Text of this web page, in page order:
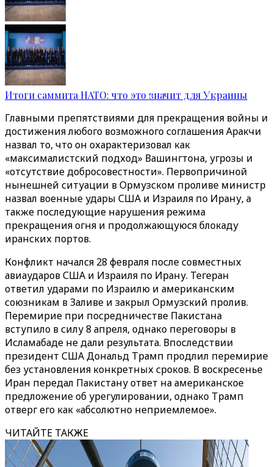
Итоги саммита НАТО: что это значит для Украины
Главными препятствиями для прекращения войны и
достижения любого возможного соглашения Аракчи
назвал то, что он охарактеризовал как
«максималистский подход» Вашингтона, угрозы и
«отсутствие добросовестности». Первопричиной
нынешней ситуации в Ормузском проливе министр
назвал военные удары США и Израиля по Ирану, а
также последующие нарушения режима
прекращения огня и продолжающуюся блокаду
иранских портов.
Конфликт начался 28 февраля после совместных
авиаударов США и Израиля по Ирану. Тегеран
ответил ударами по Израилю и американским
союзникам в Заливе и закрыл Ормузский пролив.
Перемирие при посредничестве Пакистана
вступило в силу 8 апреля, однако переговоры в
Исламабаде не дали результата. Впоследствии
президент США Дональд Трамп продлил перемирие
без установления конкретных сроков. В воскресенье
Иран передал Пакистану ответ на американское
предложение об урегулировании, однако Трамп
отверг его как «абсолютно неприемлемое».
ЧИТАЙТЕ ТАКЖЕ